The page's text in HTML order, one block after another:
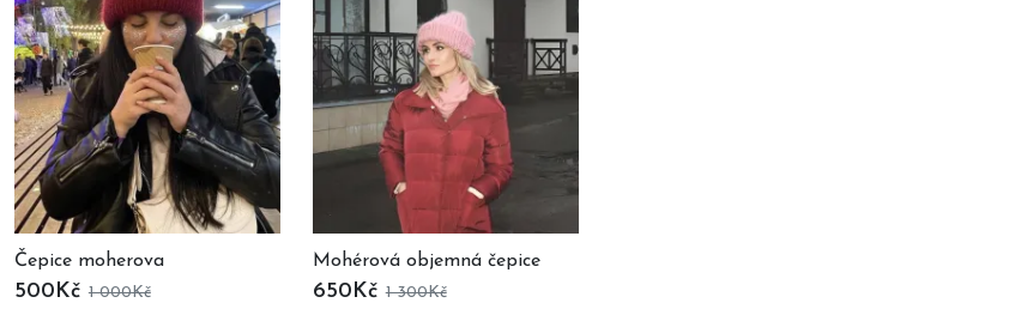
Čepice moherova
500Kč 1 000Kč
Mohérová objemná čepice
650Kč 1 300Kč